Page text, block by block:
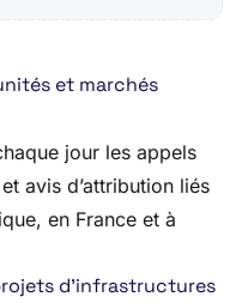
et marchés
jour les appels
avis d’attribution liés
en France et à
d’infrastructures